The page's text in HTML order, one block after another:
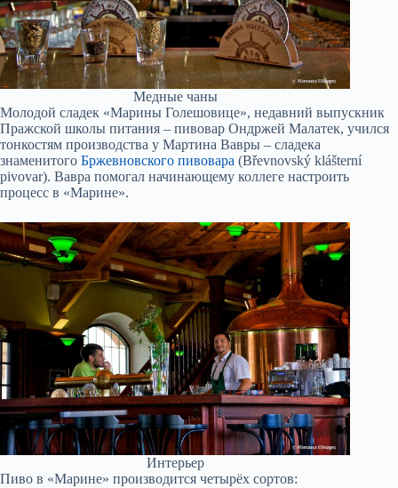
Медные чаны
Молодой сладек «Марины Голешовице», недавний выпускник
Пражской школы питания – пивовар Ондржей Малатек, учился
тонкостям производства у Мартина Вавры – сладека
знаменитого Бржевновского пивовара (Břevnovský klášterní
pivovar). Вавра помогал начинающему коллеге настроить
процесс в «Марине».
Интерьер
Пиво в «Марине» производится четырёх сортов: